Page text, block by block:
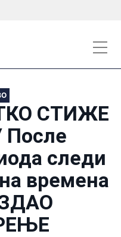
СТИЖЕ
следи
времена